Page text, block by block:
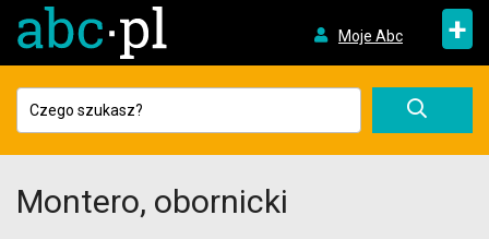
Moje Abc +
Montero, obornicki